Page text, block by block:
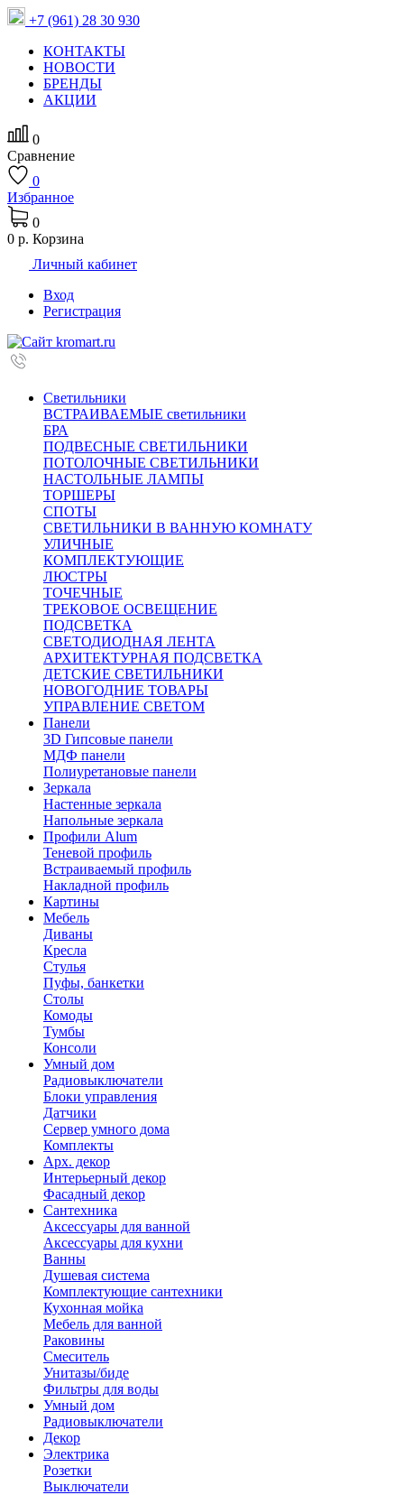
+7 (961) 28 30 930
КОНТАКТЫ
НОВОСТИ
БРЕНДЫ
АКЦИИ
0
Сравнение
0
Избранное
0
0 р. Корзина
Личный кабинет
Вход
Регистрация
Светильники
ВСТРАИВАЕМЫЕ светильники
БРА
ПОДВЕСНЫЕ СВЕТИЛЬНИКИ
ПОТОЛОЧНЫЕ СВЕТИЛЬНИКИ
НАСТОЛЬНЫЕ ЛАМПЫ
ТОРШЕРЫ
СПОТЫ
СВЕТИЛЬНИКИ В ВАННУЮ КОМНАТУ
УЛИЧНЫЕ
КОМПЛЕКТУЮЩИЕ
ЛЮСТРЫ
ТОЧЕЧНЫЕ
ТРЕКОВОЕ ОСВЕЩЕНИЕ
ПОДСВЕТКА
СВЕТОДИОДНАЯ ЛЕНТА
АРХИТЕКТУРНАЯ ПОДСВЕТКА
ДЕТСКИЕ СВЕТИЛЬНИКИ
НОВОГОДНИЕ ТОВАРЫ
УПРАВЛЕНИЕ СВЕТОМ
Панели
3D Гипсовые панели
МДФ панели
Полиуретановые панели
Зеркала
Настенные зеркала
Напольные зеркала
Профили Alum
Теневой профиль
Встраиваемый профиль
Накладной профиль
Картины
Мебель
Диваны
Кресла
Стулья
Пуфы, банкетки
Столы
Комоды
Тумбы
Консоли
Умный дом
Радиовыключатели
Блоки управления
Датчики
Сервер умного дома
Комплекты
Арх. декор
Интерьерный декор
Фасадный декор
Сантехника
Аксессуары для ванной
Аксессуары для кухни
Ванны
Душевая система
Комплектующие сантехники
Кухонная мойка
Мебель для ванной
Раковины
Смеситель
Унитазы/биде
Фильтры для воды
Умный дом
Радиовыключатели
Декор
Электрика
Розетки
Выключатели